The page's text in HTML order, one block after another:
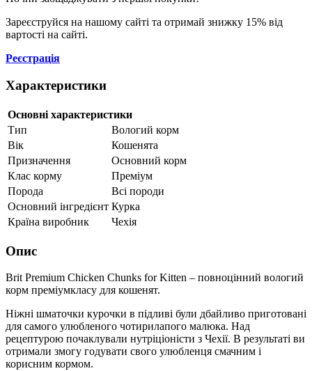
Зареєструйся на нашому сайті та отримай знижку 15% від
вартості на сайті.
Реєстрація
Характеристики
Основні характеристики
Тип
Вологий корм
Вік
Кошенята
Призначення
Основний корм
Клас корму
Преміум
Порода
Всі породи
Основний інгредієнт Курка
Країна виробник
Чехія
Опис
Brit Premium Chicken Chunks for Kitten – повноцінний вологий
корм преміумкласу для кошенят.
Ніжні шматочки курочки в підливі були дбайливо приготовані
для самого улюбленого чотирилапого малюка. Над
рецептурою почаклували нутріціоністи з Чехії. В результаті ви
отримали змогу годувати свого улюбленця смачним і
корисним кормом.